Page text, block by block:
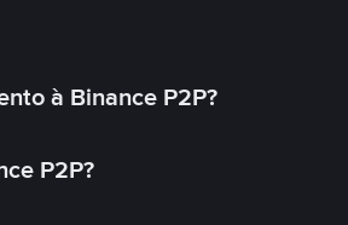
à Binance P2P?
P2P?